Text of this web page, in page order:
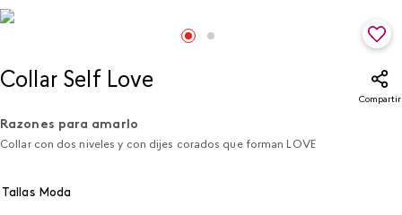
Collar Self Love
Compartir
Razones para amarlo
Collar con dos niveles y con dijes corados que forman LOVE
Tallas Moda